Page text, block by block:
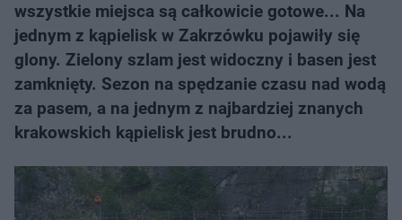
wszystkie miejsca są całkowicie gotowe... Na
jednym z kąpielisk w Zakrzówku pojawiły się
glony. Zielony szlam jest widoczny i basen jest
zamknięty. Sezon na spędzanie czasu nad wodą
za pasem, a na jednym z najbardziej znanych
krakowskich kąpielisk jest brudno...